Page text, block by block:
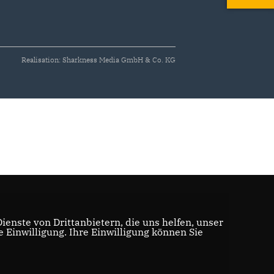
Realisation: Sharkness Media GmbH & Co. KG
von Drittanbietern, die uns helfen, unser
Einwilligung. Ihre Einwilligung können Sie